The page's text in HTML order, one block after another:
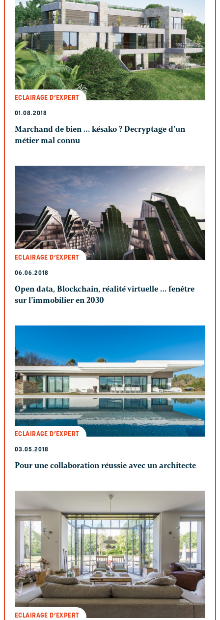
ECLAIRAGE D’EXPERT
01.08.2018
Marchand de bien … késako ? Decryptage d’un
métier mal connu
ECLAIRAGE D’EXPERT
06.06.2018
Open data, Blockchain, réalité virtuelle … fenêtre
sur l’immobilier en 2030
ECLAIRAGE D’EXPERT
03.05.2018
Pour une collaboration réussie avec un architecte
ECLAIRAGE D’EXPERT